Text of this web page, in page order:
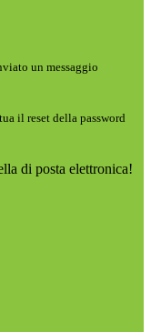
un messaggio
il reset della password
di posta elettronica!